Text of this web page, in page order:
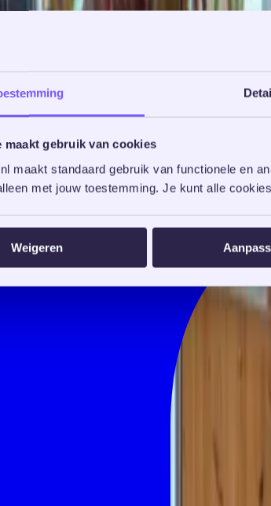
maakt gebruik van cookies
maakt standaard gebruik van functionele en
met jouw toestemming. Je kunt alle
Weigeren